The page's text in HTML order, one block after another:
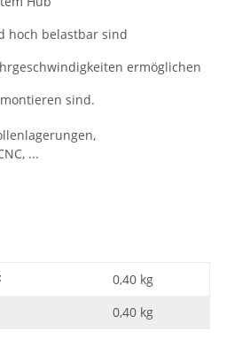
hoch belastbar sind
ermöglichen
sind.
...
0,40 kg
0,40 kg